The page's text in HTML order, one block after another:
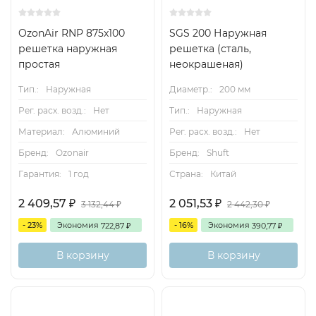
белый цвет (RAL 9016). При изготовлении на заказ
возможна окраска в любой цвет по каталогу RAL или
Система обозначений
Пример обозначения при заказе решетки АРН
1000x800 цвета RAL 9016 с защитной сеткой: АРН-С
Конструктивная схема решеток АРН
OzonAir RNP 875x100
решетка наружная
простая
Тип.:
Наружная
Рег. расх. возд.:
Нет
Материал:
Алюминий
Бренд:
Ozonair
Гарантия:
1 год
2 409,57 ₽ 3 132,44₽
- 23% Экономия 722,87 ₽
В корзину
SGS 200 Наружная
решетка (сталь,
неокрашеная)
Диаметр.:
200 мм
Тип.:
Наружная
Рег. расх. возд.:
Нет
Бренд:
Shuft
Страна:
Китай
2 051,53 ₽ 2 442,30₽
- 16% Экономия 390,77 ₽
В корзину